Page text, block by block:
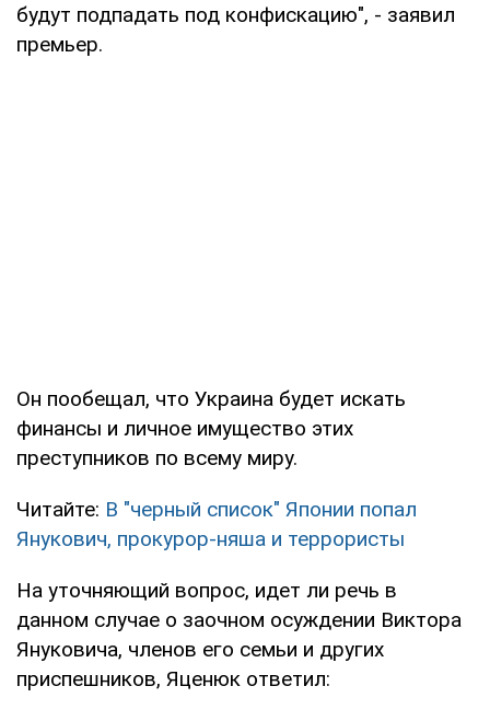
будут подпадать под конфискацию", - заявил
премьер.
Он пообещал, что Украина будет искать
финансы и личное имущество этих
преступников по всему миру.
Читайте: В "черный список" Японии попал
Янукович, прокурор-няша и террористы
На уточняющий вопрос, идет ли речь в
данном случае о заочном осуждении Виктора
Януковича, членов его семьи и других
приспешников, Яценюк ответил: